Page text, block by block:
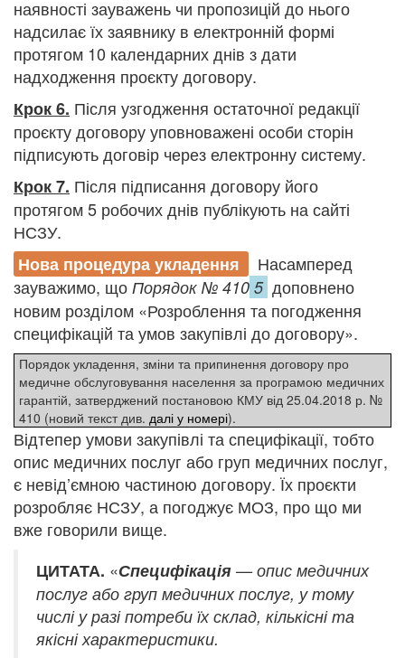
наявності зауважень чи пропозицій до нього
надсилає їх заявнику в електронній формі
протягом 10 календарних днів з дати
надходження проєкту договору.
Крок 6. Після узгодження остаточної редакції
проєкту договору уповноважені особи сторін
підписують договір через електронну систему.
Крок 7. Після підписання договору його
протягом 5 робочих днів публікують на сайті
НСЗУ.
Нова процедура укладення
Насамперед
зауважимо, що Порядок № 410 5 доповнено
новим розділом «Розроблення та погодження
специфікацій та умов закупівлі до договору».
Порядок укладення, зміни та припинення договору про
медичне обслуговування населення за програмою медичних
гарантій, затверджений постановою КМУ від 25.04.2018 р. №
410 (новий текст див. далі у номері).
Відтепер умови закупівлі та специфікації, тобто
опис медичних послуг або груп медичних послуг,
є невід’ємною частиною договору. Їх проєкти
розробляє НСЗУ, а погоджує МОЗ, про що ми
вже говорили вище.
ЦИТАТА. «Специфікація — опис медичних
послуг або груп медичних послуг, у тому
числі у разі потреби їх склад, кількісні та
якісні характеристики.